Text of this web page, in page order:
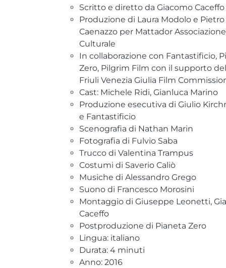
Scritto e diretto da Giacomo Caceffo
Produzione di Laura Modolo e Pietro
Caenazzo per Mattador Associazione
Culturale
In collaborazione con Fantastificio,
Zero, Pilgrim Film con il supporto
Friuli Venezia Giulia Film
Cast: Michele Ridi, Gianluca Marino
Produzione esecutiva di Giulio
e Fantastificio
Scenografia di Nathan Marin
Fotografia di Fulvio Saba
Trucco di Valentina Trampus
Costumi di Saverio Caliò
Musiche di Alessandro Grego
Suono di Francesco Morosini
Montaggio di Giuseppe Leonetti,
Caceffo
Postproduzione di Pianeta Zero
Lingua: italiano
Durata: 4 minuti
Anno: 2016